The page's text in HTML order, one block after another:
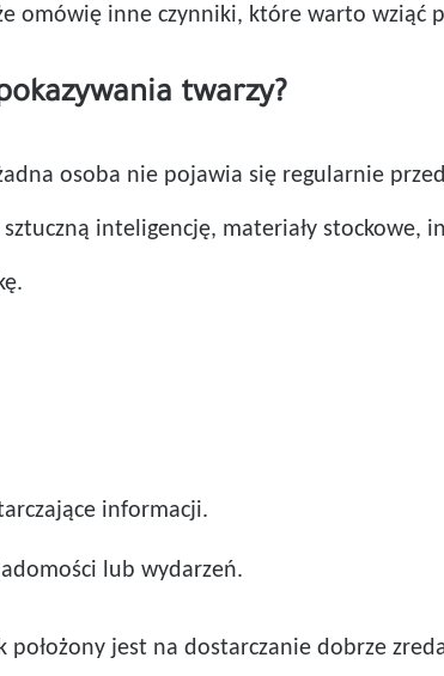
omówię inne czynniki, które warto wziąć
twarzy?
osoba nie pojawia się regularnie
inteligencję, materiały stockowe,
informacji.
lub wydarzeń.
położony jest na dostarczanie dobrze